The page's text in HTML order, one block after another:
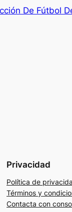
De Fútbol
Privacidad
Política de
Términos y
Contacta con